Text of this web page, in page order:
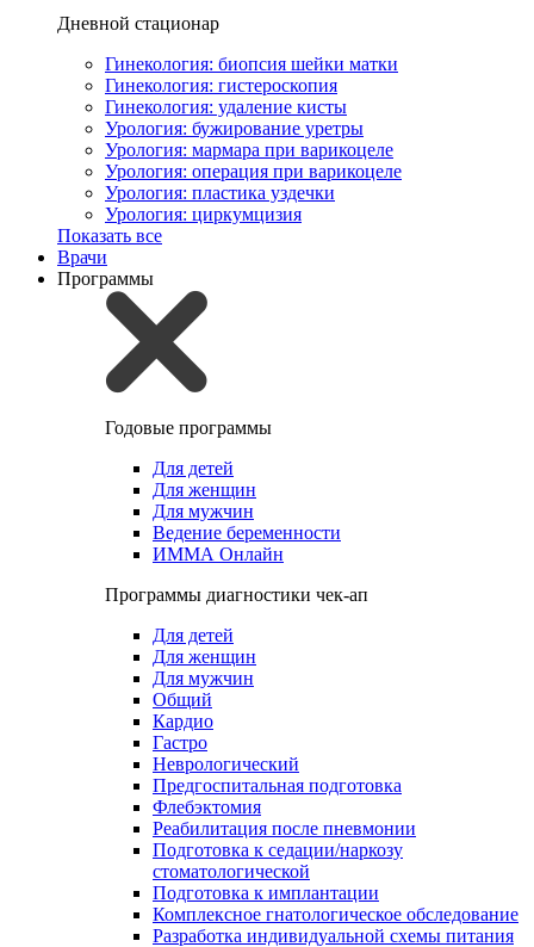
Дневной стационар
Гинекология: биопсия шейки матки
Гинекология: гистероскопия
Гинекология: удаление кисты
Урология: бужирование уретры
Урология: мармара при варикоцеле
Урология: операция при варикоцеле
Урология: пластика уздечки
Урология: циркумцизия
Показать все
Врачи
Программы
Годовые программы
Для детей
Для женщин
Для мужчин
Ведение беременности
ИММА Онлайн
Программы диагностики чек-ап
Для детей
Для женщин
Для мужчин
Общий
Кардио
Гастро
Неврологический
Предгоспитальная подготовка
Флебэктомия
Реабилитация после пневмонии
Подготовка к седации/наркозу
стоматологической
Подготовка к имплантации
Комплексное гнатологическое обследование
Разработка индивидуальной схемы питания